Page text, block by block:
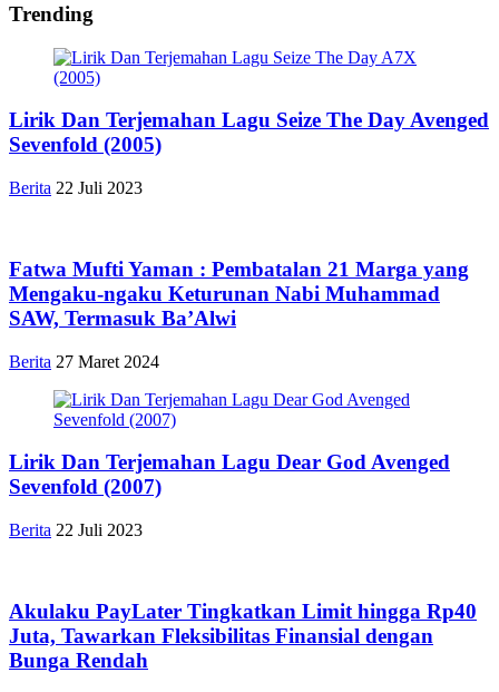
Trending
Lirik Dan Terjemahan Lagu Seize The Day Avenged
Sevenfold (2005)
Berita 22 Juli 2023
Fatwa Mufti Yaman : Pembatalan 21 Marga yang
Mengaku-ngaku Keturunan Nabi Muhammad
SAW, Termasuk Ba’Alwi
Berita 27 Maret 2024
Lirik Dan Terjemahan Lagu Dear God Avenged
Sevenfold (2007)
Berita 22 Juli 2023
Akulaku PayLater Tingkatkan Limit hingga Rp40
Juta, Tawarkan Fleksibilitas Finansial dengan
Bunga Rendah